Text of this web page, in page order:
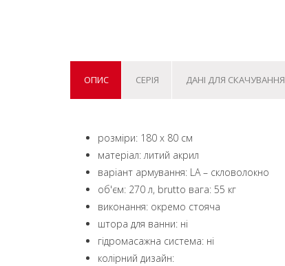
ОПИС СЕРІЯ ДАНІ ДЛЯ СКАЧУВАННЯ
розміри: 180 x 80 см
матеріал: литий акрил
варіант армування: LA – скловолокно
об'єм: 270 л, brutto вага: 55 кг
виконання: окремо стояча
штора для ванни: ні
гідромасажна система: ні
колірний дизайн: